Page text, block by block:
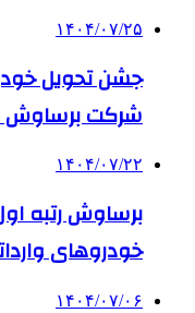
۱۴۰۴/۰۷/۲۵
جشن تحویل
شرکت برساوش
۱۴۰۴/۰۷/۲۲
برساوش رتبه
خودروهای
۱۴۰۴/۰۷/۰۶